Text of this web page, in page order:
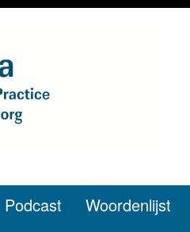
Je bent jong en zoekt roem met je
Podcast Woordenlijst